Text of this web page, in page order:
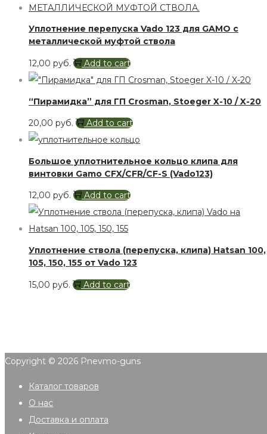
Уплотнение перепуска Vado 123 для GAMO с
металлической муфтой ствола
12,00 руб. Add to cart
“Пирамидка” для ГП Crosman, Stoeger X-10 / X-20
20,00 руб. Add to cart
Большое уплотнительное кольцо клипа для
винтовки Gamo CFX/CFR/CF-S (Vado123)
12,00 руб. Add to cart
Уплотнение ствола (перепуска, клипа) Hatsan 100,
105, 150, 155 от Vado 123
15,00 руб. Add to cart
Copyright © 2026 Pnevmo-guns
Каталог товаров
О нас
Доставка и оплата